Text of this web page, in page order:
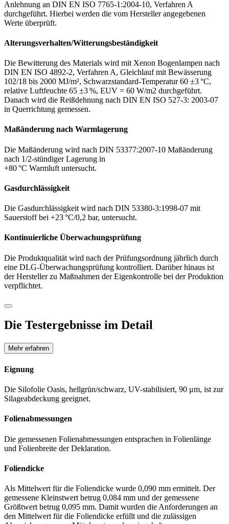
Anlehnung an DIN EN ISO 7765-1:2004-10, Verfahren A
durchgeführt. Hierbei werden die vom Hersteller angegebenen
Werte überprüft.
Alterungsverhalten/Witterungsbeständigkeit
Die Bewitterung des Materials wird mit Xenon Bogenlampen nach
DIN EN ISO 4892-2, Verfahren A, Gleichlauf mit Bewässerung
102/18 bis 2000 MJ/m², Schwarzstandard-Temperatur 60 ±3 °C,
relative Luftfeuchte 65 ±3 %, EUV = 60 W/m2 durchgeführt.
Danach wird die Reißdehnung nach DIN EN ISO 527-3: 2003-07
in Querrichtung gemessen.
Maßänderung nach Warmlagerung
Die Maßänderung wird nach DIN 53377:2007-10 Maßänderung
nach 1/2-stündiger Lagerung in
+80 °C Warmluft untersucht.
Gasdurchlässigkeit
Die Gasdurchlässigkeit wird nach DIN 53380-3:1998-07 mit
Sauerstoff bei +23 °C/0,2 bar, untersucht.
Kontinuierliche Überwachungsprüfung
Die Produktqualität wird nach der Prüfungsordnung jährlich durch
eine DLG-Überwachungsprüfung kontrolliert. Darüber hinaus ist
der Hersteller zu Maßnahmen der Eigenkontrolle bei der Produktion
verpflichtet.
Die Testergebnisse im Detail
Mehr erfahren
Eignung
Die Silofolie Oasis, hellgrün/schwarz, UV-stabilisiert, 90 μm, ist zur
Silageabdeckung geeignet.
Folienabmessungen
Die gemessenen Folienabmessungen entsprachen in Folienlänge
und Folienbreite der Deklaration.
Foliendicke
Als Mittelwert für die Foliendicke wurde 0,090 mm ermittelt. Der
gemessene Kleinstwert betrug 0,084 mm und der gemessene
Größtwert betrug 0,095 mm. Damit wurden die Anforderungen an
den Mittelwert für die Foliendicke erfüllt und die zulässigen